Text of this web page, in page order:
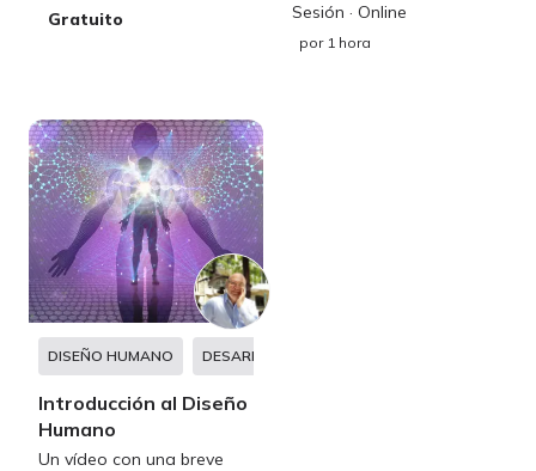
Gratuito
autoconocimiento y
desarrollo para superar
Sesión · Online
por 1 hora
DISEÑO HUMANO DESARROLLO PERSONAL
Introducción al Diseño
Humano
Un vídeo con una breve